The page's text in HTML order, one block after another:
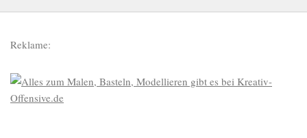
Reklame: